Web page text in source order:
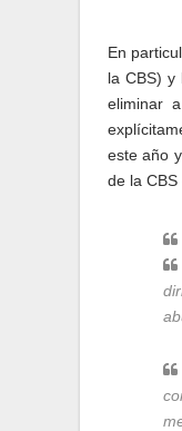
En
la CBS) y
eliminar
este año
de la